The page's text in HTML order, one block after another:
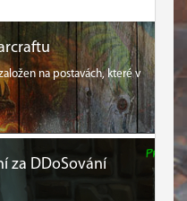
na postavách, které v
za DDoSování